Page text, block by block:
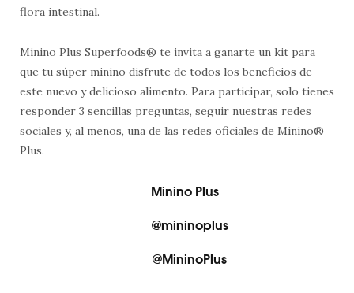
flora intestinal.
Minino Plus Superfoods® te invita a ganarte un kit para
que tu súper minino disfrute de todos los beneficios de
este nuevo y delicioso alimento. Para participar, solo tienes
responder 3 sencillas preguntas, seguir nuestras redes
sociales y, al menos, una de las redes oficiales de Minino®
Plus.
Minino Plus
@mininoplus
@MininoPlus